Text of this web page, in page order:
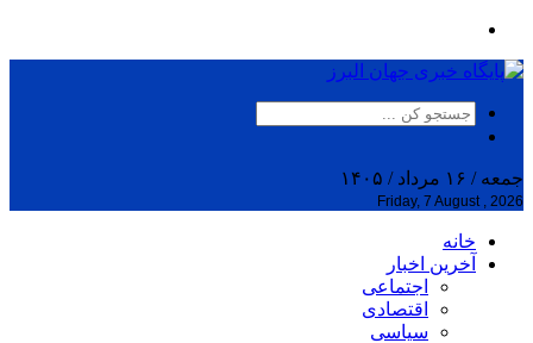
جمعه / ۱۶ مرداد / ۱۴۰۵
Friday, 7 August , 2026
خانه
آخرین اخبار
اجتماعی
اقتصادی
سیاسی